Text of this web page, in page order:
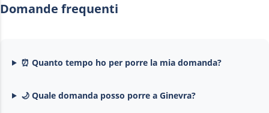
Domande frequenti
⏰ Quanto tempo ho per porre la mia domanda?
🌙 Quale domanda posso porre a Ginevra?